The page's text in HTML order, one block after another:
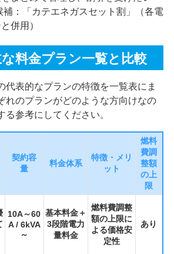
：「カテエネガスセット割」（各電
併用）
料金プラン一覧と比較
代表的なプランの特徴を一覧表にま
れのプランがどのような方向けなの
る参考にしてください。
契約容
量
料金体系
特徴・メリ
ット
燃料
費調
整額
の上
限
10A～60
A / 6kVA
～
基本料金＋
3段階電力
量料金
燃料費調整
額の上限に
よる価格安
定性
あり